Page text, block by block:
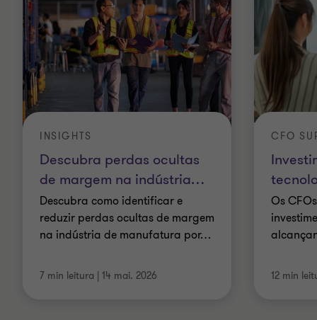
Descubra perdas ocultas
de margem na indústria…
INSIGHTS
Descubra como identificar e
reduzir perdas ocultas de margem
na indústria de manufatura por…
7 min leitura | 14 mai. 2026
CFO
Os
12 min